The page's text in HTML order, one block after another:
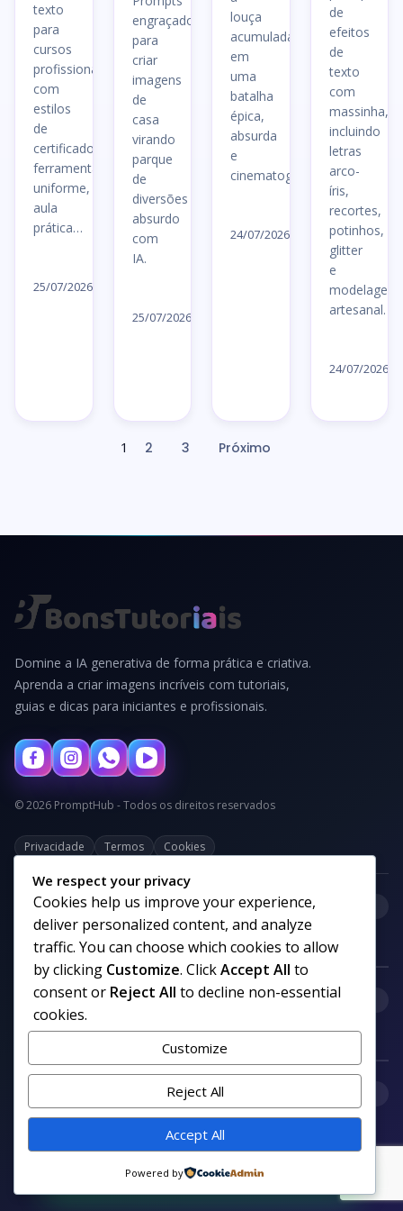
texto
para
cursos
profissionalizantes,
com
estilos
de
certificado,
ferramentas,
uniforme,
aula
prática…
25/07/2026
engraçados
para
criar
imagens
de
casa
virando
parque
de
diversões
absurdo
com
IA.
25/07/2026
louça
acumulada
em
uma
batalha
épica,
absurda
e
cinematográfica.
24/07/2026
de
efeitos
de
texto
com
massinha,
incluindo
letras
arco-
íris,
recortes,
potinhos,
glitter
e
modelagem
artesanal.
24/07/2026
Paginação
1 2 3 Próximo
Domine a IA generativa de forma prática e criativa.
Aprenda a criar imagens incríveis com tutoriais,
guias e dicas para iniciantes e profissionais.
© 2026 PromptHub - Todos os direitos reservados
Privacidade Termos Cookies
Categorias
Links uteis
Siga nosso canal no WhatsApp
We respect your privacy
Cookies help us improve your experience,
deliver personalized content, and analyze
traffic. You can choose which cookies to allow
by clicking Customize. ClickAccept All to
consent or Reject All to decline non-essential
cookies.
Customize
Reject All
Accept All
Powered by